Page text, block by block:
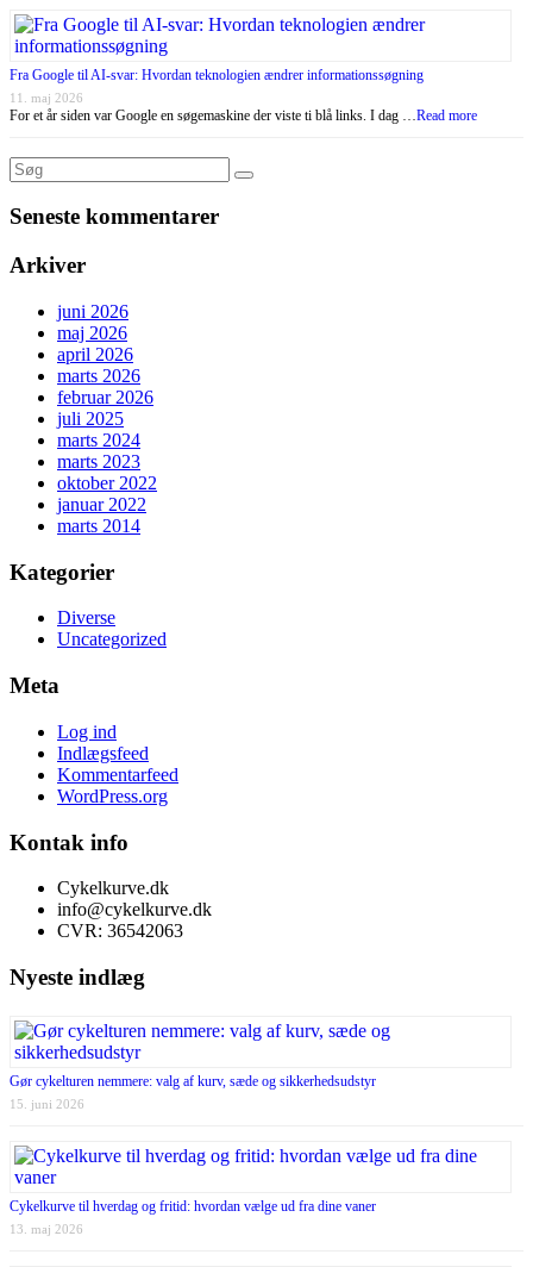
Fra Google til AI-svar: Hvordan teknologien ændrer informationssøgning
11. maj 2026
For et år siden var Google en søgemaskine der viste ti blå links. I dag … Read more
Seneste kommentarer
Arkiver
juni 2026
maj 2026
april 2026
marts 2026
februar 2026
juli 2025
marts 2024
marts 2023
oktober 2022
januar 2022
marts 2014
Kategorier
Diverse
Uncategorized
Meta
Log ind
Indlægsfeed
Kommentarfeed
WordPress.org
Kontak info
Cykelkurve.dk
info@cykelkurve.dk
CVR: 36542063
Nyeste indlæg
Gør cykelturen nemmere: valg af kurv, sæde og sikkerhedsudstyr
15. juni 2026
Cykelkurve til hverdag og fritid: hvordan vælge ud fra dine vaner
13. maj 2026